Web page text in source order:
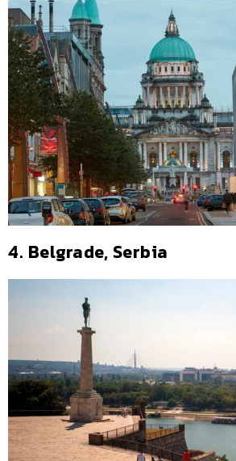
4. Belgrade, Serbia